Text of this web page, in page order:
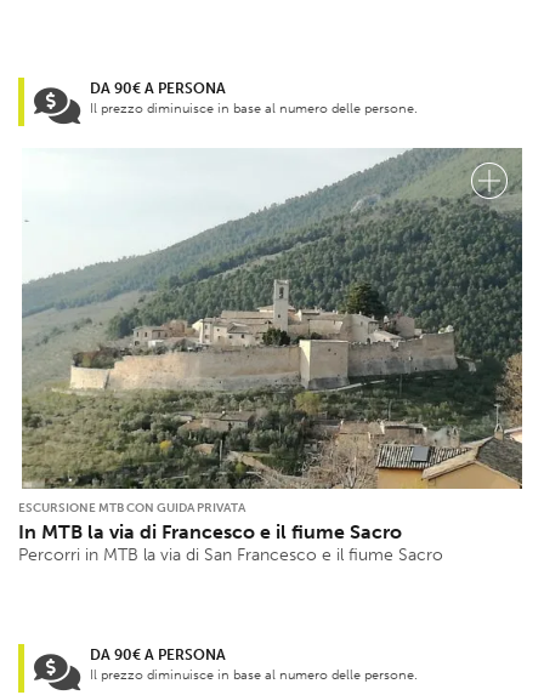
DA 90€ A PERSONA
Il prezzo diminuisce in base al numero delle persone.
ESCURSIONE MTB CON GUIDA PRIVATA
In MTB la via di Francesco e il fiume Sacro
Percorri in MTB la via di San Francesco e il fiume Sacro
DA 90€ A PERSONA
Il prezzo diminuisce in base al numero delle persone.